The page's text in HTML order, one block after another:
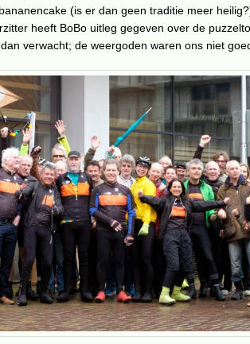
(is er dan geen traditie meer
heeft BoBo uitleg gegeven over de
verwacht; de weergoden waren ons niet